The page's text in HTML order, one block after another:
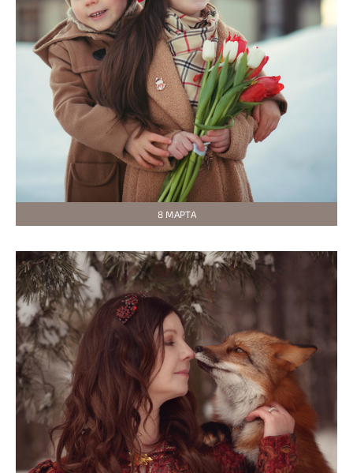
8 МАРТА